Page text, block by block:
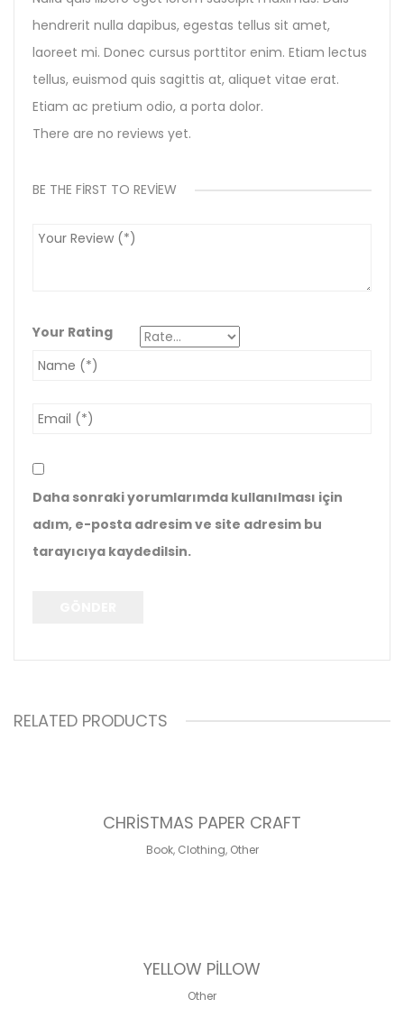
hendrerit nulla dapibus, egestas tellus sit amet,
laoreet mi. Donec cursus porttitor enim. Etiam lectus
tellus, euismod quis sagittis at, aliquet vitae erat.
Etiam ac pretium odio, a porta dolor.
There are no reviews yet.
BE THE FIRST TO REVIEW
Your Rating
Daha sonraki yorumlarımda kullanılması için
adım, e-posta adresim ve site adresim bu
tarayıcıya kaydedilsin.
RELATED PRODUCTS
₺ 5.545.454,00.
fiyat:
CHRISTMAS PAPER CRAFT
Book, Clothing, Other
YELLOW PILLOW
Other